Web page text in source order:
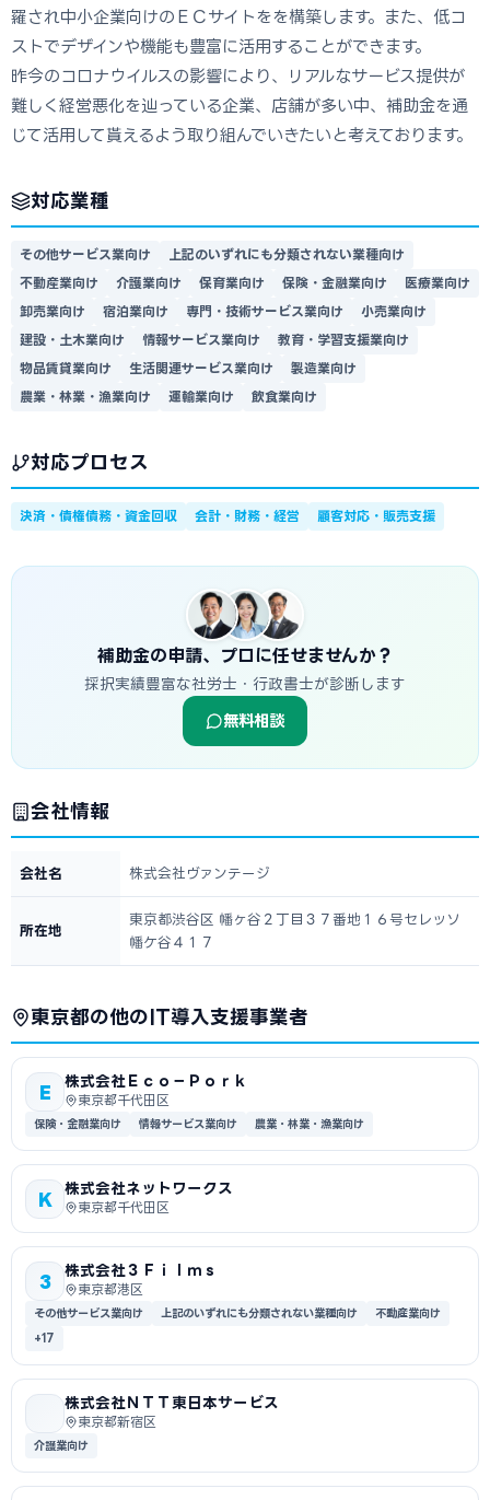
羅され中小企業向けのＥＣサイトをを構築します。また、低コ
ストでデザインや機能も豊富に活用することができます。
昨今のコロナウイルスの影響により、リアルなサービス提供が
難しく経営悪化を辿っている企業、店舗が多い中、補助金を通
じて活用して貰えるよう取り組んでいきたいと考えております。
対応業種
その他サービス業向け
上記のいずれにも分類されない業種向け
不動産業向け
介護業向け 保育業向け 保険・金融業向け
医療業向け
卸売業向け
宿泊業向け 専門・技術サービス業向け
小売業向け
建設・土木業向け
情報サービス業向け
教育・学習支援業向け
物品賃貸業向け
生活関連サービス業向け
製造業向け
農業・林業・漁業向け
運輸業向け 飲食業向け
対応プロセス
決済・債権債務・資金回収 会計・財務・経営 顧客対応・販売支援
補助金の申請、プロに任せませんか？
採択実績豊富な社労士・行政書士が診断します
無料相談
会社情報
会社名 株式会社ヴァンテージ
所在地
東京都渋谷区 幡ヶ谷２丁目３７番地１６号セレッソ
幡ケ谷４１７
東京都の他のIT導入支援事業者
E
株式会社Ｅｃｏ－Ｐｏｒｋ
東京都千代田区
保険・金融業向け 情報サービス業向け 農業・林業・漁業向け
K
株式会社ネットワークス
東京都千代田区
3
株式会社３Ｆｉｌｍｓ
東京都港区
その他サービス業向け 上記のいずれにも分類されない業種向け
不動産業向け
+17
株式会社ＮＴＴ東日本サービス
東京都新宿区
介護業向け